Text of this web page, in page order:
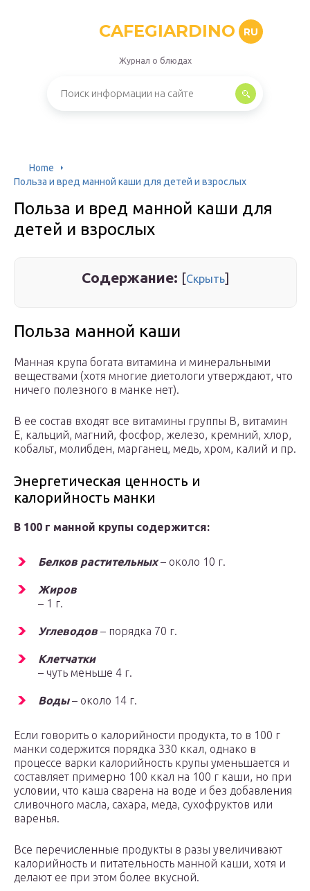
CAFEGIARDINO RU
Журнал о блюдах
Home
Польза и вред манной каши для детей и взрослых
Польза и вред манной каши для
детей и взрослых
Содержание: [Скрыть]
Польза манной каши
Манная крупа богата витамина и минеральными
веществами (хотя многие диетологи утверждают, что
ничего полезного в манке нет).
В ее состав входят все витамины группы В, витамин
Е, кальций, магний, фосфор, железо, кремний, хлор,
кобальт, молибден, марганец, медь, хром, калий и пр.
Энергетическая ценность и
калорийность манки
В 100 г манной крупы содержится:
Белков растительных– около 10 г.
Жиров
– 1 г.
Углеводов – порядка 70 г.
Клетчатки
– чуть меньше 4 г.
Воды– около 14 г.
Если говорить о калорийности продукта, то в 100 г
манки содержится порядка 330 ккал, однако в
процессе варки калорийность крупы уменьшается и
составляет примерно 100 ккал на 100 г каши, но при
условии, что каша сварена на воде и без добавления
сливочного масла, сахара, меда, сухофруктов или
варенья.
Все перечисленные продукты в разы увеличивают
калорийность и питательность манной каши, хотя и
делают ее при этом более вкусной.